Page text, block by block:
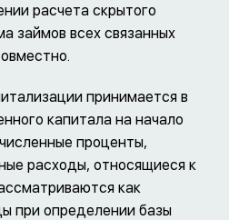
расчета скрытого
займов всех связанных
принимается в
капитала на начало
проценты,
расходы, относящиеся к
как
при определении базы